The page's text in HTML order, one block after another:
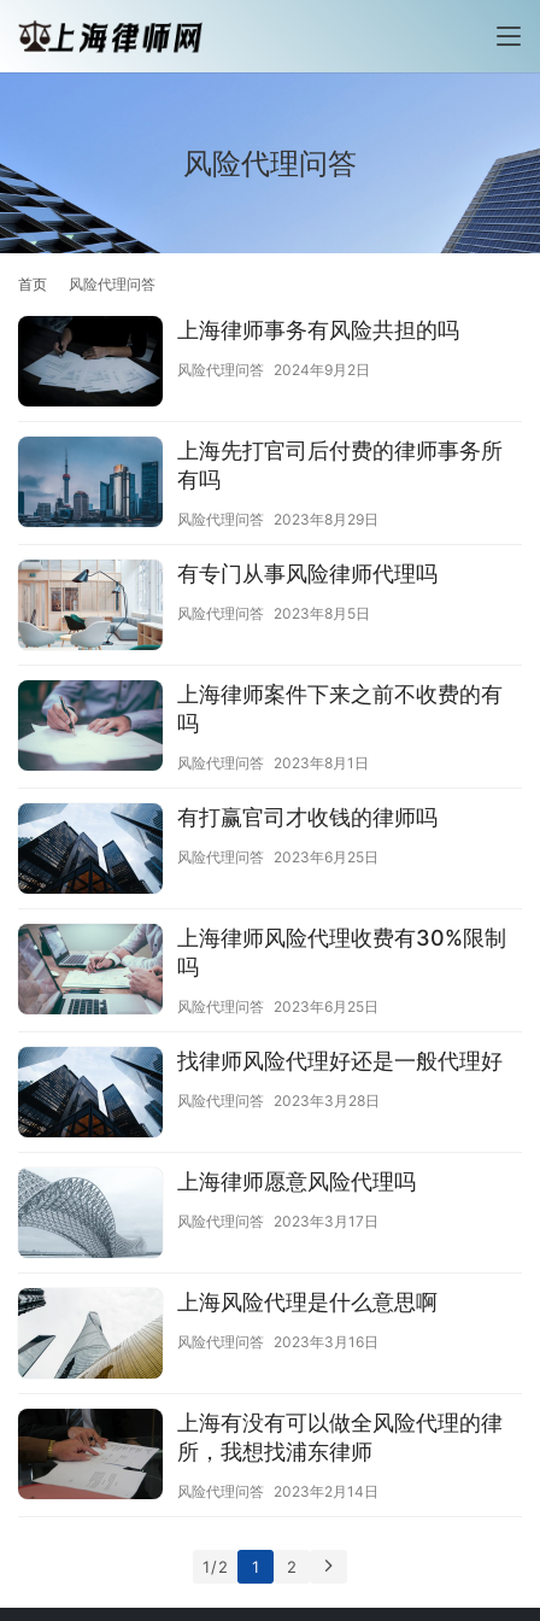
风险代理问答
首页 风险代理问答
上海律师事务有风险共担的吗
风险代理问答 2024年9月2日
上海先打官司后付费的律师事务所
有吗
风险代理问答 2023年8月29日
有专门从事风险律师代理吗
风险代理问答 2023年8月5日
上海律师案件下来之前不收费的有
吗
风险代理问答 2023年8月1日
有打赢官司才收钱的律师吗
风险代理问答 2023年6月25日
上海律师风险代理收费有30%限制
吗
风险代理问答 2023年6月25日
找律师风险代理好还是一般代理好
风险代理问答 2023年3月28日
上海律师愿意风险代理吗
风险代理问答 2023年3月17日
上海风险代理是什么意思啊
风险代理问答 2023年3月16日
上海有没有可以做全风险代理的律
所，我想找浦东律师
风险代理问答 2023年2月14日
1 / 2 1 2